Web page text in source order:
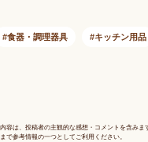
ル 食洗機 ホ
食器・調理器具 キッチン用品
容は、投稿者の主観的な感想・コメントを含みま
で参考情報の一つとしてご利用ください。